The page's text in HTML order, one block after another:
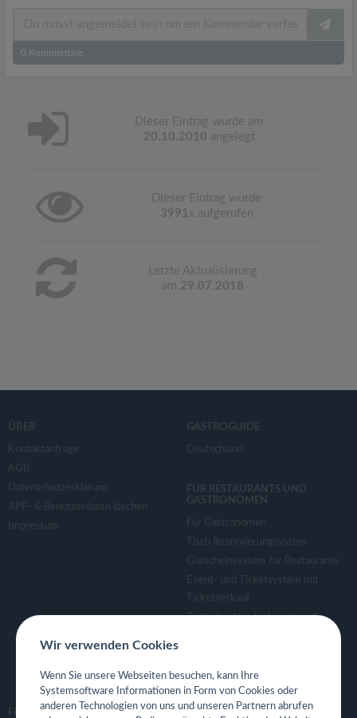
0 Kommentare
Dieser Eintrag wurde am
20.10.2010 angelegt
Dieser Eintrag wurde
3991 x aufgerufen
Letzte Aktualisierung
am 29.07.2018
ÜBER
Kontaktanfrage
AGB
Datenschutzerklärung
APP- & Benutzerdaten löschen
Impressum
GASTROGUIDE
Deutschland
FÜR RESTAURANTS UND
GASTRONOMEN
Für Gastronomen
Tisch Reservierungsystem
Gutscheinsystem für Restaurants
Event- und Ticketsystem mit
Ticketverkauf
Bestellsystem Lieferung und
Eigene App für Restaurant
FOLGE UNS
Wir verwenden Cookies
Wenn Sie unsere Webseiten besuchen, kann Ihre
Systemsoftware Informationen in Form von Cookies oder
anderen Technologien von uns und unseren Partnern abrufen